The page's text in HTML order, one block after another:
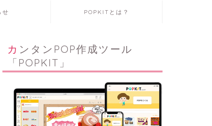
せ POPKITとは？
カンタンPOP作成ツール
「POPKIT」